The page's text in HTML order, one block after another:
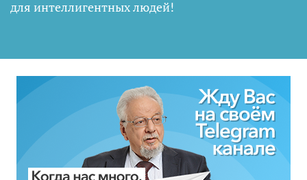
для интеллигентных людей!